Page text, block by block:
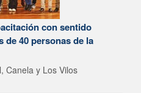
con sentido
de 40 personas de la
Canela y Los Vilos